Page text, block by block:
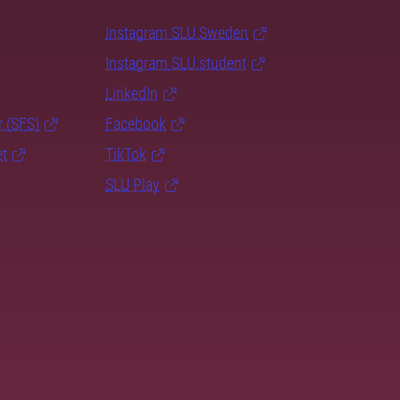
Instagram SLU.Sweden
Instagram SLU.student
LinkedIn
Facebook
TikTok
SLU Play